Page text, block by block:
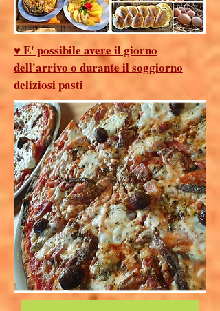
♥ E' possibile avere il giorno
dell'arrivo o durante il soggiorno
deliziosi pasti